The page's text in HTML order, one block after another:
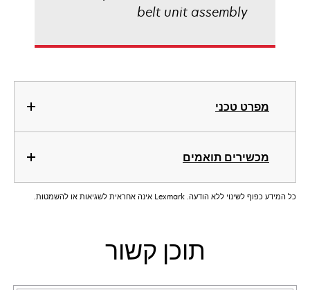
מפרט טכני
מכשירים תואמים
belt unit assembly
כל המידע כפוף לשינוי ללא הודעה. Lexmark אינה אחראית לשגיאות או להשמטות.
תוכן קשור